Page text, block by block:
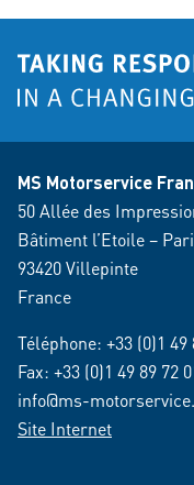
MS Motorservice
50 Allée des
Bâtiment l’Etoile –
93420 Villepinte
France
Téléphone: +33 (0)1 49
Fax: +33 (0)1 49 89 72
info@ms-
Site Internet